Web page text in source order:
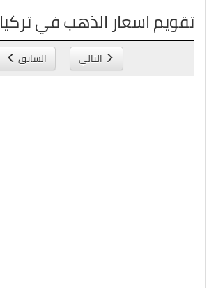
تقويم اسعار الذهب في تركيا
التالي السابق